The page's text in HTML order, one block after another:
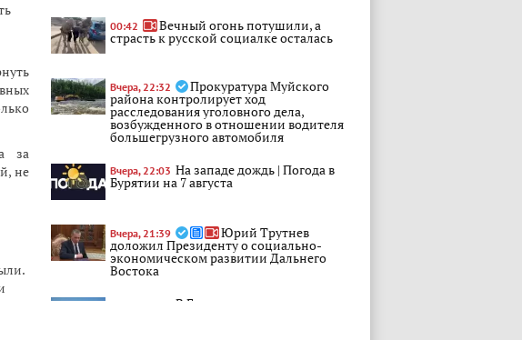
за
не
00:42 Вечный огонь потушили, а
страсть к русской социалке осталась
Вчера, 22:32 Прокуратура Муйского
района контролирует ход
расследования уголовного дела,
возбужденного в отношении водителя
большегрузного автомобиля
Вчера, 22:03 На западе дождь | Погода в
Бурятии на 7 августа
Вчера, 21:39 Юрий Трутнев
доложил Президенту о социально-
экономическом развитии Дальнего
Востока
В Бурятии запустили умного